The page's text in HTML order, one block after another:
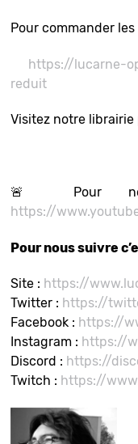
Pour commander
https://lucarne-
reduit
Visitez notre
🚨 Pour ne
https://
Pour nous suivre
Site : https://
Twitter : https://
Facebook : https://
Instagram : https://
Discord : https://
Twitch : https://